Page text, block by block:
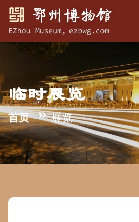
临时展览
首页 展览